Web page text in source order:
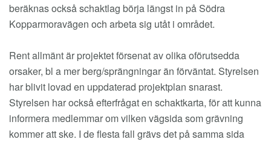
beräknas också schaktlag börja längst in på Södra
Kopparmoravägen och arbeta sig utåt i området.
Rent allmänt är projektet försenat av olika oförutsedda
orsaker, bl a mer berg/sprängningar än förväntat. Styrelsen
har blivit lovad en uppdaterad projektplan snarast.
Styrelsen har också efterfrågat en schaktkarta, för att kunna
informera medlemmar om vilken vägsida som grävning
kommer att ske. I de flesta fall grävs det på samma sida